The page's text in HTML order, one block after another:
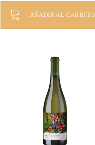
AÑADIR AL CARRITO